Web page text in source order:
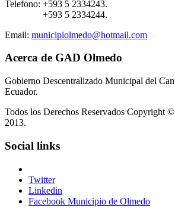
Telefono: +593 5 2334243.
+593 5 2334244.
Email: municipiolmedo@hotmail.com
Acerca de GAD Olmedo
Gobierno Descentralizado Municipal del
Ecuador.
Todos los Derechos Reservados
2013.
Social links
Twitter
Linkedin
Facebook Municipio de Olmedo